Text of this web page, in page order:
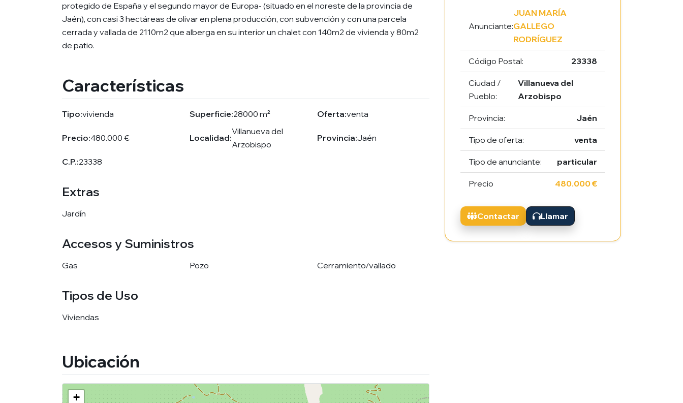
protegido de España y el segundo mayor de Europa- (situado en el noreste de la provincia de
Jaén), con casi 3 hectáreas de olivar en plena producción, con subvención y con una parcela
cerrada y vallada de 2110m2 que alberga en su interior un chalet con 140m2 de vivienda y 80m2
de patio.
Características
Tipo:vivienda Superficie:28000 m² Oferta:venta
Precio:480.000 € Localidad:
Villanueva del
Arzobispo
Provincia:Jaén
C.P.:23338
Extras
Jardín
Accesos y Suministros
Gas Pozo Cerramiento/vallado
Tipos de Uso
Viviendas
Ubicación
+
Anunciante:
JUAN MARÍA
GALLEGO
RODRÍGUEZ
Código Postal: 23338
Ciudad /
Pueblo:
Villanueva del
Arzobispo
Provincia: Jaén
Tipo de oferta: venta
Tipo de anunciante: particular
Precio 480.000 €
Contactar Llamar